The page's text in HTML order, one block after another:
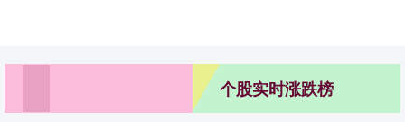
个股实时涨跌榜